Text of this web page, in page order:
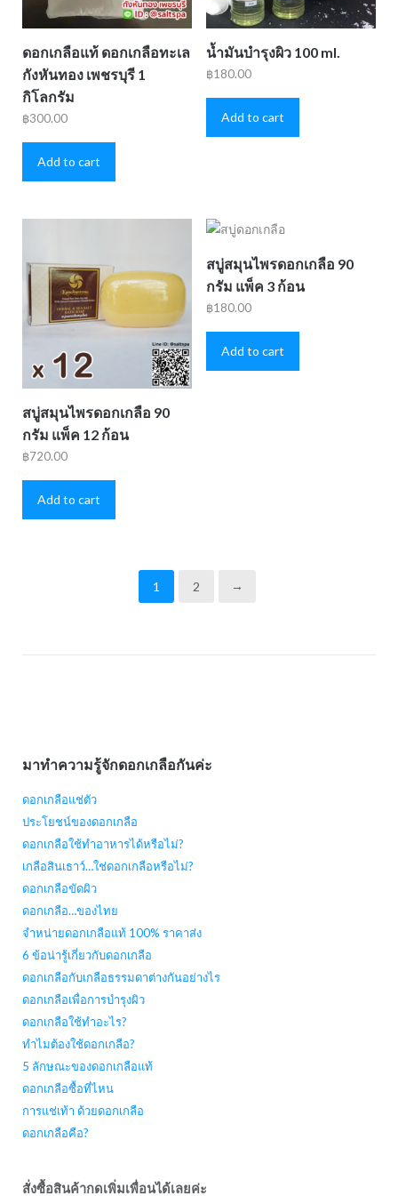
ดอกเกลือแท้ ดอกเกลือทะเล
กังหันทอง เพชรบุรี 1
กิโลกรัม
฿300.00
Add to cart
น้ำมันบำรุงผิว 100 ml.
฿180.00
Add to cart
สบู่สมุนไพรดอกเกลือ 90
กรัม แพ็ค 12 ก้อน
฿720.00
Add to cart
สบู่สมุนไพรดอกเกลือ 90
กรัม แพ็ค 3 ก้อน
฿180.00
Add to cart
1 2 →
มาทำความรู้จักดอกเกลือกันค่ะ
ดอกเกลือแช่ตัว
ประโยชน์ของดอกเกลือ
ดอกเกลือใช้ทำอาหารได้หรือไม่?
เกลือสินเธาว์…ใช่ดอกเกลือหรือไม่?
ดอกเกลือขัดผิว
ดอกเกลือ…ของไทย
จำหน่ายดอกเกลือแท้ 100% ราคาส่ง
6 ข้อน่ารู้เกี่ยวกับดอกเกลือ
ดอกเกลือกับเกลือธรรมดาต่างกันอย่างไร
ดอกเกลือเพื่อการบำรุงผิว
ดอกเกลือใช้ทำอะไร?
ทำไมต้องใช้ดอกเกลือ?
5 ลักษณะของดอกเกลือแท้
ดอกเกลือซื้อที่ไหน
การแช่เท้า ด้วยดอกเกลือ
ดอกเกลือคือ?
สั่งซื้อสินค้ากดเพิ่มเพื่อนได้เลยค่ะ